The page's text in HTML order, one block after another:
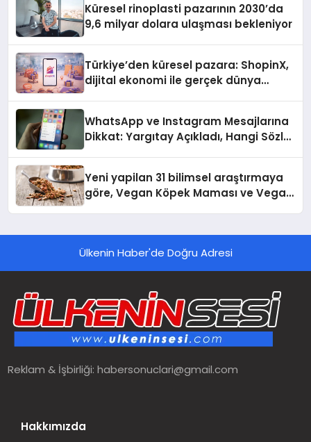
Küresel rinoplasti pazarının 2030’da
9,6 milyar dolara ulaşması bekleniyor
Türkiye’den küresel pazara: ShopinX,
dijital ekonomi ile gerçek dünya
WhatsApp ve Instagram Mesajlarına
Dikkat: Yargıtay Açıkladı, Hangi Sözler
Yeni yapilan 31 bilimsel araştırmaya
göre, Vegan Köpek Maması ve Vegan
Ülkenin Haber'de Doğru Adresi
Reklam & İşbirliği:habersonuclari@gmail.com
Hakkımızda